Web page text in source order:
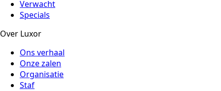
Verwacht
Specials
Over Luxor
Ons verhaal
Onze zalen
Organisatie
Staf